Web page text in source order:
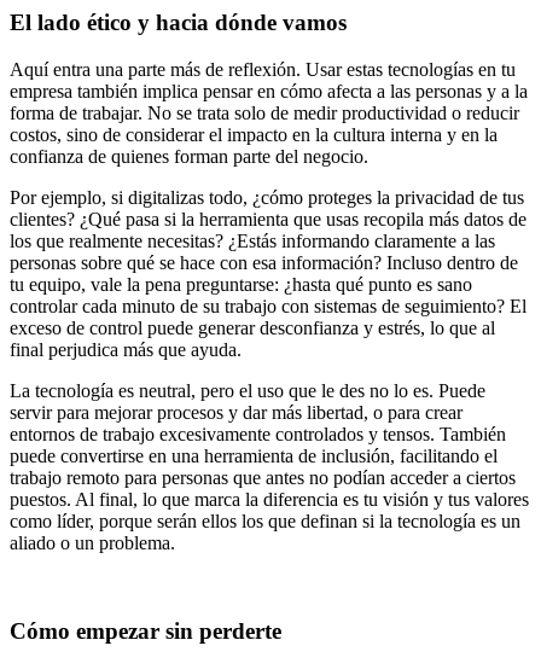
El lado ético y hacia dónde vamos
Aquí entra una parte más de reflexión. Usar estas tecnologías en tu
empresa también implica pensar en cómo afecta a las personas y a la
forma de trabajar. No se trata solo de medir productividad o reducir
costos, sino de considerar el impacto en la cultura interna y en la
confianza de quienes forman parte del negocio.
Por ejemplo, si digitalizas todo, ¿cómo proteges la privacidad de tus
clientes? ¿Qué pasa si la herramienta que usas recopila más datos de
los que realmente necesitas? ¿Estás informando claramente a las
personas sobre qué se hace con esa información? Incluso dentro de
tu equipo, vale la pena preguntarse: ¿hasta qué punto es sano
controlar cada minuto de su trabajo con sistemas de seguimiento? El
exceso de control puede generar desconfianza y estrés, lo que al
final perjudica más que ayuda.
La tecnología es neutral, pero el uso que le des no lo es. Puede
servir para mejorar procesos y dar más libertad, o para crear
entornos de trabajo excesivamente controlados y tensos. También
puede convertirse en una herramienta de inclusión, facilitando el
trabajo remoto para personas que antes no podían acceder a ciertos
puestos. Al final, lo que marca la diferencia es tu visión y tus valores
como líder, porque serán ellos los que definan si la tecnología es un
aliado o un problema.
Cómo empezar sin perderte